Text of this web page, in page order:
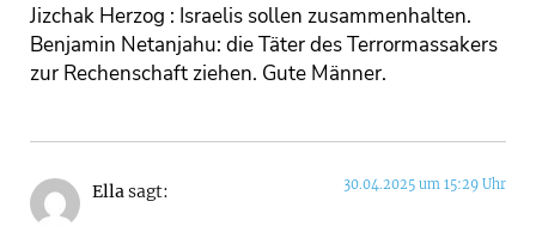
Jizchak Herzog : Israelis sollen zusammenhalten.
Benjamin Netanjahu: die Täter des Terrormassakers
zur Rechenschaft ziehen. Gute Männer.
Ellasagt: 30.04.2025 um 15:29 Uhr